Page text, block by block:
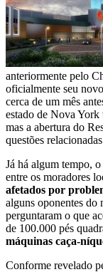
anteriormente pelo
oficialmente seu
cerca de um mês
estado de Nova York
mas a abertura do
questões
Já há algum tempo,
entre os moradores
afetados por
alguns oponentes do
perguntaram o que
de 100.000 pés
máquinas caça-
Conforme revelado